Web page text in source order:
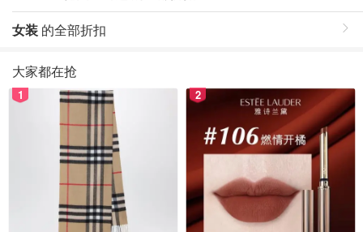
女装 的全部折扣
大家都在抢
1 2